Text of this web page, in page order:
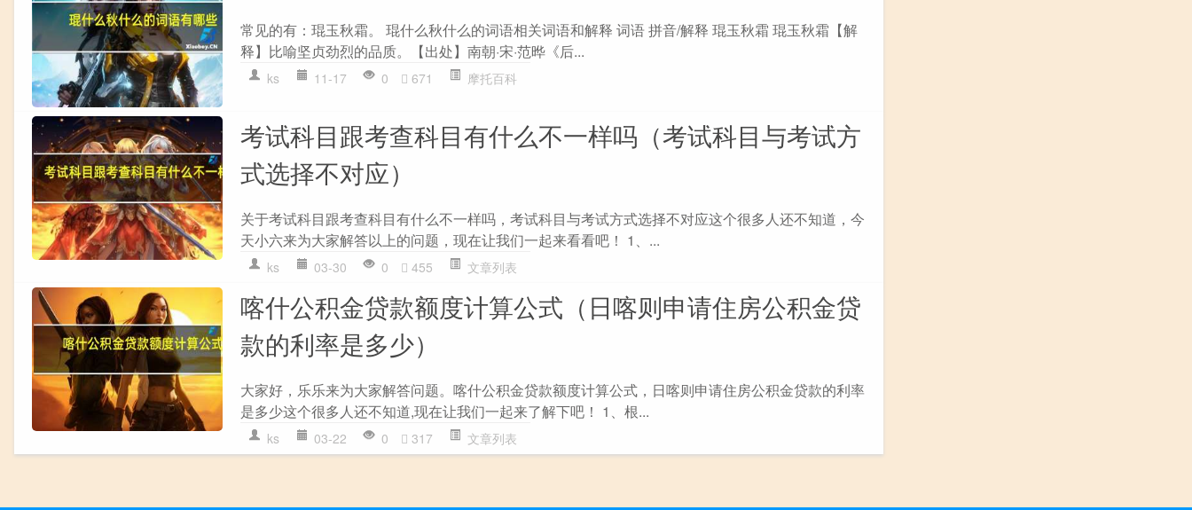
常见的有：琨玉秋霜。 琨什么秋什么的词语相关词语和解释 词语 拼音/解释 琨玉秋霜 琨玉秋霜【解
释】比喻坚贞劲烈的品质。【出处】南朝·宋·范晔《后...
ks 11-17 0 671 摩托百科
考试科目跟考查科目有什么不一样吗（考试科目与考试方
式选择不对应）
关于考试科目跟考查科目有什么不一样吗，考试科目与考试方式选择不对应这个很多人还不知道，今
天小六来为大家解答以上的问题，现在让我们一起来看看吧！ 1、...
ks 03-30 0 455 文章列表
喀什公积金贷款额度计算公式（日喀则申请住房公积金贷
款的利率是多少）
大家好，乐乐来为大家解答问题。喀什公积金贷款额度计算公式，日喀则申请住房公积金贷款的利率
是多少这个很多人还不知道,现在让我们一起来了解下吧！ 1、根...
ks 03-22 0 317 文章列表